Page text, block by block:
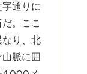
通りに
。ここ
り、北
脈に囲